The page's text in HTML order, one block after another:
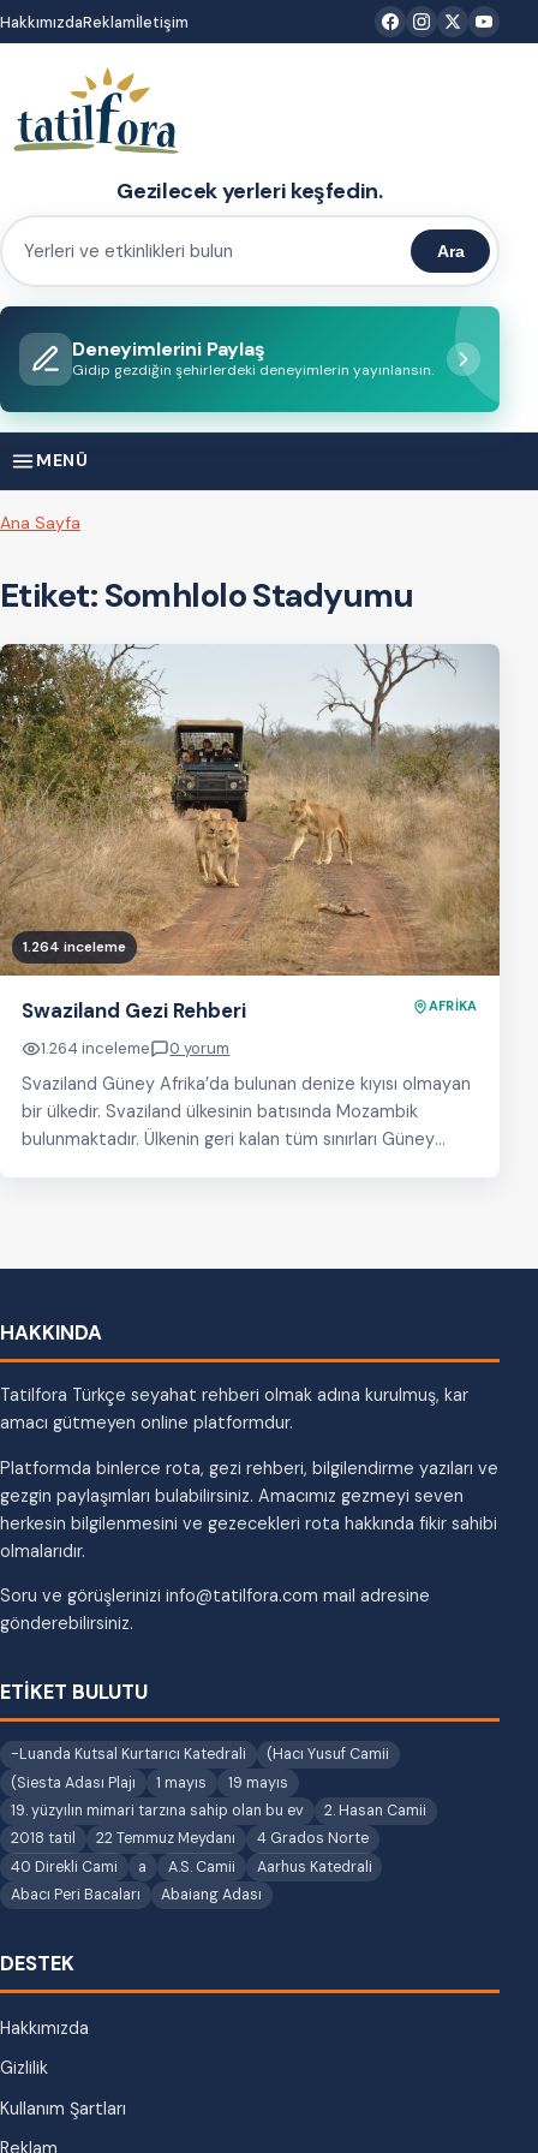
İçeriğe
atla
HakkımızdaReklamİletişim
Gezilecek yerleri keşfedin.
Yerleri
etkinlikleri
bulun
Ara
Deneyimlerini Paylaş
Gidip gezdiğin şehirlerdeki deneyimlerin yayınlansın.
MENÜ
Ana Sayfa
Etiket:Somhlolo Stadyumu
1.264 inceleme
Swaziland Gezi Rehberi AFRİKA
1.264 inceleme 0 yorum
Svaziland Güney Afrika’da bulunan denize kıyısı olmayan
bir ülkedir. Svaziland ülkesinin batısında Mozambik
bulunmaktadır. Ülkenin geri kalan tüm sınırları Güney
HAKKINDA
Tatilfora Türkçe seyahat rehberi olmak adına kurulmuş, kar
amacı gütmeyen online platformdur.
Platformda binlerce rota, gezi rehberi, bilgilendirme yazıları ve
gezgin paylaşımları bulabilirsiniz. Amacımız gezmeyi seven
herkesin bilgilenmesini ve gezecekleri rota hakkında fikir sahibi
olmalarıdır.
Soru ve görüşlerinizi info@tatilfora.com mail adresine
gönderebilirsiniz.
ETİKET BULUTU
-Luanda Kutsal Kurtarıcı Katedrali
(Hacı Yusuf Camii
(Siesta Adası Plajı
1 mayıs
19 mayıs
19. yüzyılın mimari tarzına sahip olan bu ev
2. Hasan Camii
2018 tatil
22 Temmuz Meydanı
4 Grados Norte
40 Direkli Cami
a A.S. Camii
Aarhus Katedrali
Abacı Peri Bacaları
Abaiang Adası
DESTEK
Hakkımızda
Gizlilik
Kullanım Şartları
Reklam